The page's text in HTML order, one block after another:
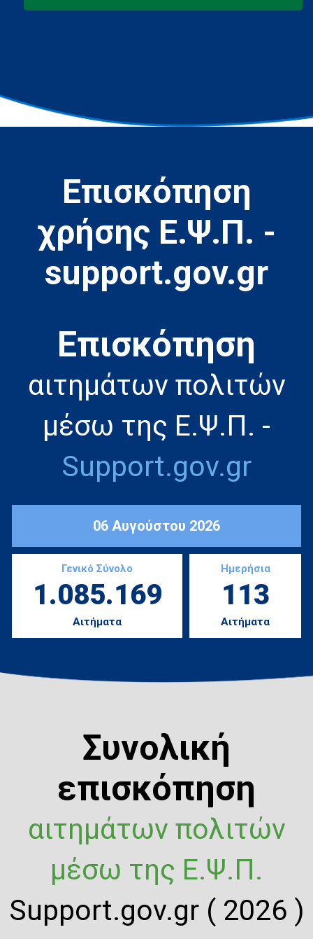
Επισκόπηση
χρήσης Ε.Ψ.Π. -
support.gov.gr
Eπισκόπηση
αιτημάτων πολιτών
μέσω της Ε.Ψ.Π. -
Support.gov.gr
06 Αυγούστου 2026
Γενικό Σύνολο
1.085.169
Αιτήματα
Ημερήσια
113
Αιτήματα
Συνολική
επισκόπηση
αιτημάτων πολιτών
μέσω της Ε.Ψ.Π.
Support.gov.gr ( 2026 )